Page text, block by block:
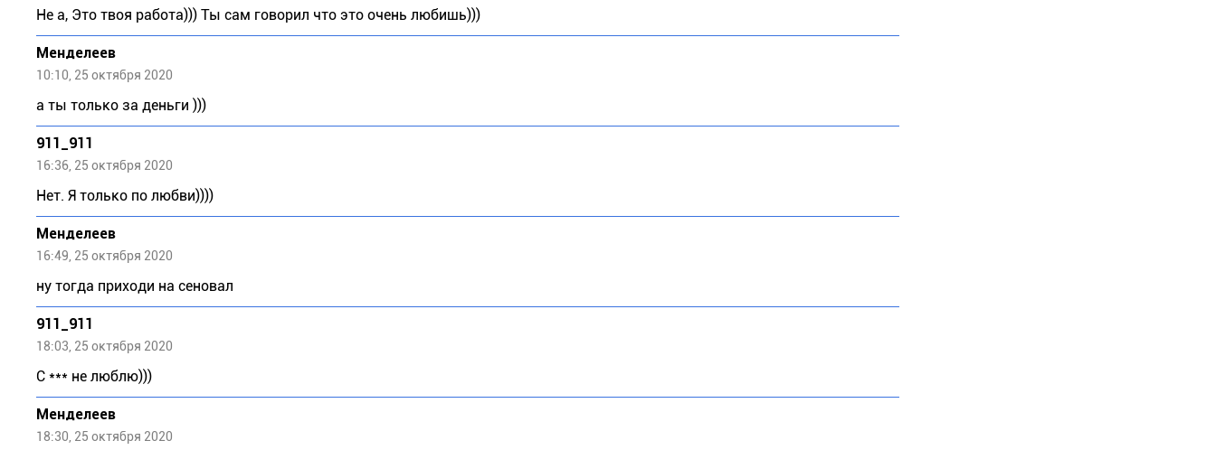
Не а, Это твоя работа))) Ты сам говорил что это очень любишь)))
Meндeлeeв
10:10, 25 октября 2020
а ты только за деньги )))
911_911
16:36, 25 октября 2020
Нет. Я только по любви))))
Meндeлeeв
16:49, 25 октября 2020
ну тогда приходи на сеновал
911_911
18:03, 25 октября 2020
С *** не люблю)))
Meндeлeeв
18:30, 25 октября 2020